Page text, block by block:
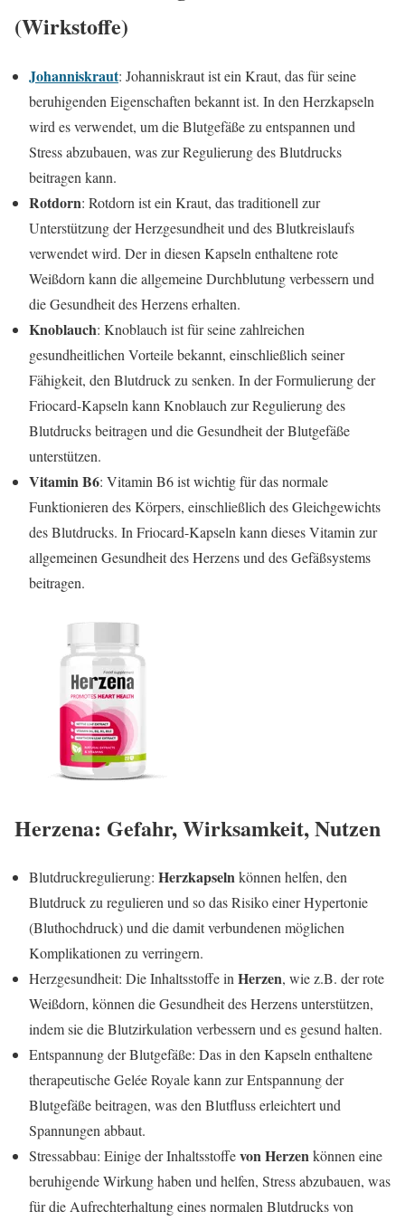
(Wirkstoffe)
Johanniskraut: Johanniskraut ist ein Kraut, das für seine
beruhigenden Eigenschaften bekannt ist. In den Herzkapseln
wird es verwendet, um die Blutgefäße zu entspannen und
Stress abzubauen, was zur Regulierung des Blutdrucks
beitragen kann.
Rotdorn: Rotdorn ist ein Kraut, das traditionell zur
Unterstützung der Herzgesundheit und des Blutkreislaufs
verwendet wird. Der in diesen Kapseln enthaltene rote
Weißdorn kann die allgemeine Durchblutung verbessern und
die Gesundheit des Herzens erhalten.
Knoblauch: Knoblauch ist für seine zahlreichen
gesundheitlichen Vorteile bekannt, einschließlich seiner
Fähigkeit, den Blutdruck zu senken. In der Formulierung der
Friocard-Kapseln kann Knoblauch zur Regulierung des
Blutdrucks beitragen und die Gesundheit der Blutgefäße
unterstützen.
Vitamin B6: Vitamin B6 ist wichtig für das normale
Funktionieren des Körpers, einschließlich des Gleichgewichts
des Blutdrucks. In Friocard-Kapseln kann dieses Vitamin zur
allgemeinen Gesundheit des Herzens und des Gefäßsystems
beitragen.
Herzena: Gefahr, Wirksamkeit, Nutzen
Blutdruckregulierung: Herzkapselnkönnen helfen, den
Blutdruck zu regulieren und so das Risiko einer Hypertonie
(Bluthochdruck) und die damit verbundenen möglichen
Komplikationen zu verringern.
Herzgesundheit: Die Inhaltsstoffe inHerzen, wie z.B. der rote
Weißdorn, können die Gesundheit des Herzens unterstützen,
indem sie die Blutzirkulation verbessern und es gesund halten.
Entspannung der Blutgefäße: Das in den Kapseln enthaltene
therapeutische Gelée Royale kann zur Entspannung der
Blutgefäße beitragen, was den Blutfluss erleichtert und
Spannungen abbaut.
Stressabbau: Einige der Inhaltsstoffevon Herzenkönnen eine
beruhigende Wirkung haben und helfen, Stress abzubauen, was
für die Aufrechterhaltung eines normalen Blutdrucks von